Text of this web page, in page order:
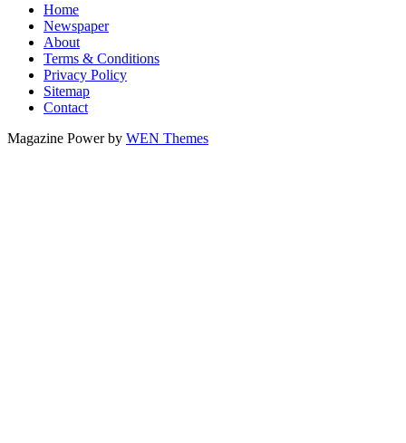
Home
Newspaper
About
Terms & Conditions
Privacy Policy
Sitemap
Contact
Magazine Power by WEN Themes